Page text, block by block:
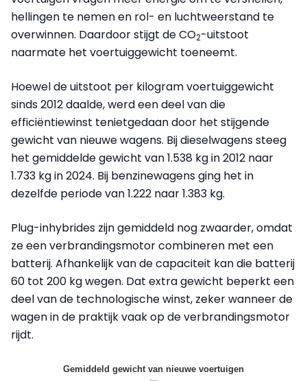
hellingen te nemen en rol- en luchtweerstand te
overwinnen. Daardoor stijgt de CO2-uitstoot
naarmate het voertuiggewicht toeneemt.
Hoewel de uitstoot per kilogram voertuiggewicht
sinds 2012 daalde, werd een deel van die
efficiëntiewinst tenietgedaan door het stijgende
gewicht van nieuwe wagens. Bij dieselwagens steeg
het gemiddelde gewicht van 1.538 kg in 2012 naar
1.733 kg in 2024. Bij benzinewagens ging het in
dezelfde periode van 1.222 naar 1.383 kg.
Plug-inhybrides zijn gemiddeld nog zwaarder, omdat
ze een verbrandingsmotor combineren met een
batterij. Afhankelijk van de capaciteit kan die batterij
60 tot 200 kg wegen. Dat extra gewicht beperkt een
deel van de technologische winst, zeker wanneer de
wagen in de praktijk vaak op de verbrandingsmotor
rijdt.